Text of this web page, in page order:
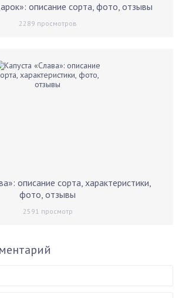
описание сорта, фото, отзывы
2289 просмотров
описание сорта, характеристики,
фото, отзывы
2591 просмотр